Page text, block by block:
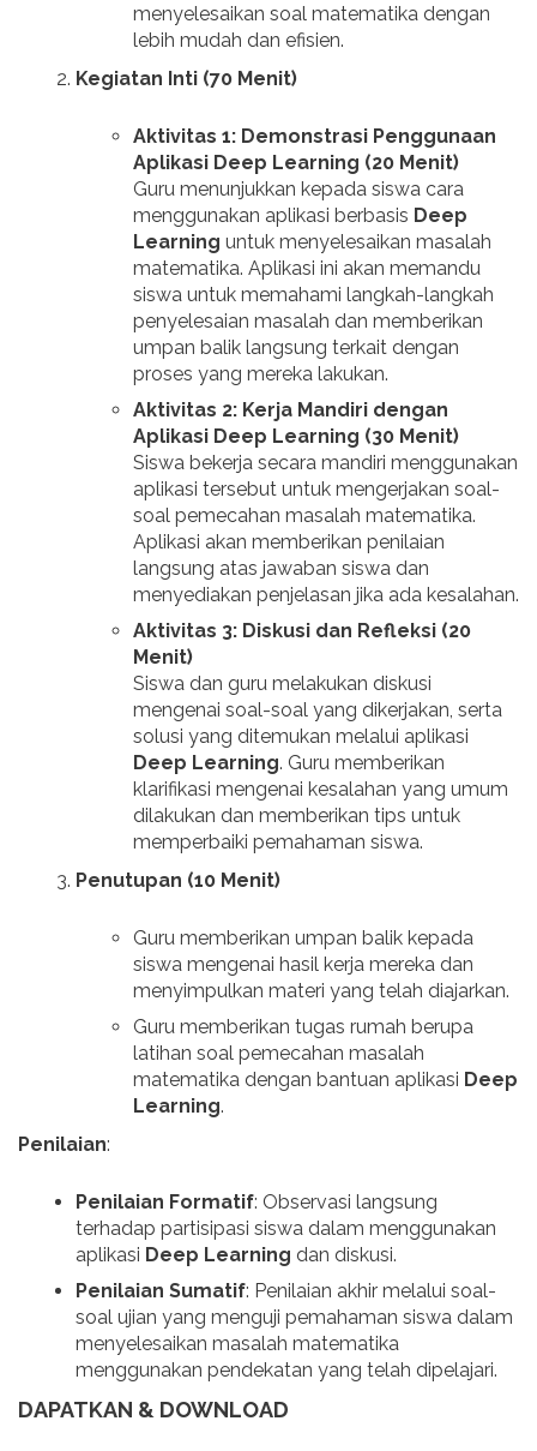
menyelesaikan soal matematika dengan
lebih mudah dan efisien.
Kegiatan Inti (70 Menit)
Aktivitas 1: Demonstrasi Penggunaan
Aplikasi Deep Learning (20 Menit)
Guru menunjukkan kepada siswa cara
menggunakan aplikasi berbasis Deep
Learning untuk menyelesaikan masalah
matematika. Aplikasi ini akan memandu
siswa untuk memahami langkah-langkah
penyelesaian masalah dan memberikan
umpan balik langsung terkait dengan
proses yang mereka lakukan.
Aktivitas 2: Kerja Mandiri dengan
Aplikasi Deep Learning (30 Menit)
Siswa bekerja secara mandiri menggunakan
aplikasi tersebut untuk mengerjakan soal-
soal pemecahan masalah matematika.
Aplikasi akan memberikan penilaian
langsung atas jawaban siswa dan
menyediakan penjelasan jika ada kesalahan.
Aktivitas 3: Diskusi dan Refleksi (20
Menit)
Siswa dan guru melakukan diskusi
mengenai soal-soal yang dikerjakan, serta
solusi yang ditemukan melalui aplikasi
Deep Learning. Guru memberikan
klarifikasi mengenai kesalahan yang umum
dilakukan dan memberikan tips untuk
memperbaiki pemahaman siswa.
Penutupan (10 Menit)
Guru memberikan umpan balik kepada
siswa mengenai hasil kerja mereka dan
menyimpulkan materi yang telah diajarkan.
Guru memberikan tugas rumah berupa
latihan soal pemecahan masalah
matematika dengan bantuan aplikasi Deep
Learning.
Penilaian:
Penilaian Formatif: Observasi langsung
terhadap partisipasi siswa dalam menggunakan
aplikasi Deep Learning dan diskusi.
Penilaian Sumatif: Penilaian akhir melalui soal-
soal ujian yang menguji pemahaman siswa dalam
menyelesaikan masalah matematika
menggunakan pendekatan yang telah dipelajari.
DAPATKAN & DOWNLOAD